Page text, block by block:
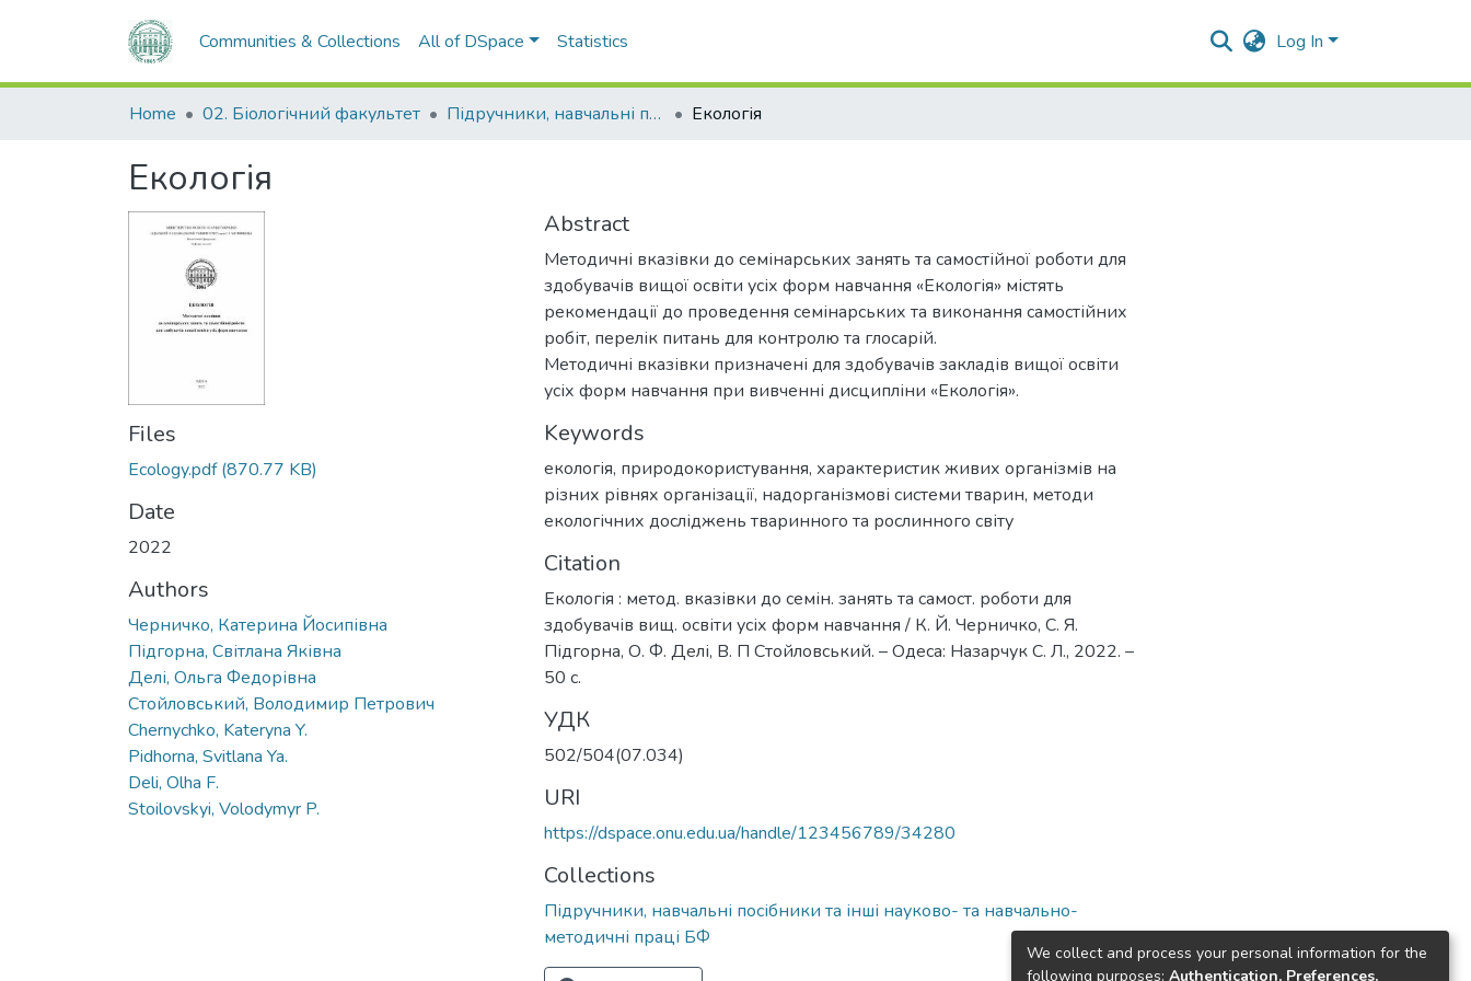
Communities & Collections All of DSpace Statistics Log In
Home 02. Біологічний факультет Підручники, навчальні посібники та інші науково- та навчально-методичні праці БФ Екологія
Екологія
Files
Ecology.pdf(870.77 KB)
Date
2022
Authors
Черничко, Катерина Йосипівна
Підгорна, Світлана Яківна
Делі, Ольга Федорівна
Стойловський, Володимир Петрович
Chernychko, Kateryna Y.
Pidhorna, Svitlana Ya.
Deli, Olha F.
Stoilovskyi, Volodymyr P.
Abstract
Методичні вказівки до семінарських занять та самостійної роботи для
здобувачів вищої освіти усіх форм навчання «Екологія» містять
рекомендації до проведення семінарських та виконання самостійних
робіт, перелік питань для контролю та глосарій.
Методичні вказівки призначені для здобувачів закладів вищої освіти
усіх форм навчання при вивченні дисципліни «Екологія».
Keywords
екологія, природокористування, характеристик живих організмів на
різних рівнях організації, надорганізмові системи тварин, методи
екологічних досліджень тваринного та рослинного світу
Citation
Екологія : метод. вказівки до семін. занять та самост. роботи для
здобувачів вищ. освіти усіх форм навчання / К. Й. Черничко, С. Я.
Підгорна, О. Ф. Делі, В. П Стойловський. – Одеса: Назарчук С. Л., 2022. –
50 с.
УДК
502/504(07.034)
URI
https://dspace.onu.edu.ua/handle/123456789/34280
Collections
Підручники, навчальні посібники та інші науково- та навчально-
методичні праці БФ
We collect and process your personal information for the
following purposes: Authentication, Preferences,